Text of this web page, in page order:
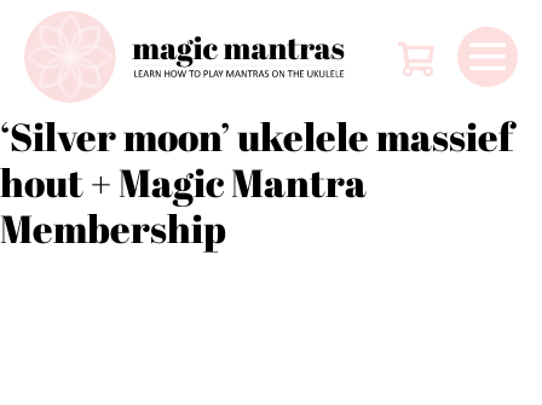
naar
‘Silver moon’ ukelele massief
hout + Magic Mantra
Membership